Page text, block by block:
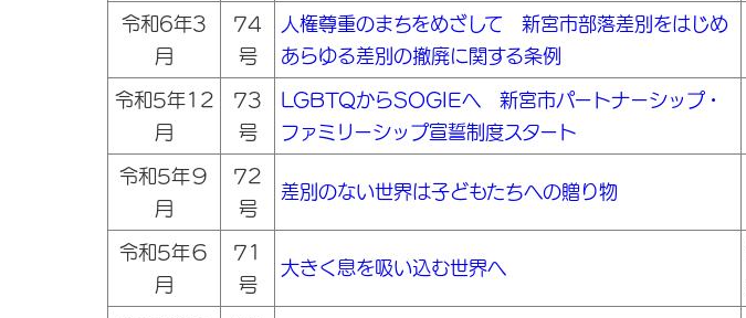
令和6年3
月
74
号
人権尊重のまちをめざして 新宮市部落差別をはじめ
あらゆる差別の撤廃に関する条例
令和5年12
月
73
号
LGBTQからSOGIEへ 新宮市パートナーシップ・
ファミリーシップ宣誓制度スタート
令和5年９
月
72
号
差別のない世界は子どもたちへの贈り物
令和5年６
月
71
号
大きく息を吸い込む世界へ